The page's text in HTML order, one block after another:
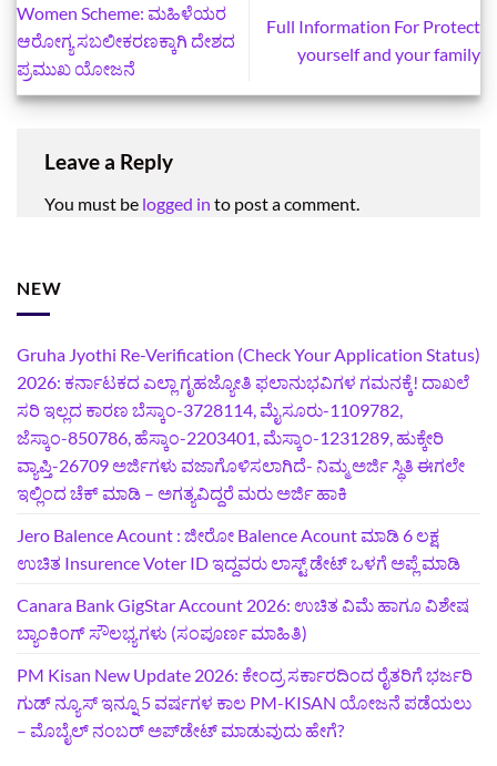
Women Scheme: ಮಹಿಳೆಯರ
ಆರೋಗ್ಯ ಸಬಲೀಕರಣಕ್ಕಾಗಿ ದೇಶದ
ಪ್ರಮುಖ ಯೋಜನೆ
Full Information For Protect
yourself and your family
Leave a Reply
You must be logged in to post a comment.
NEW
Gruha Jyothi Re-Verification (Check Your Application Status)
2026: ಕರ್ನಾಟಕದ ಎಲ್ಲಾ ಗೃಹಜ್ಯೋತಿ ಫಲಾನುಭವಿಗಳ ಗಮನಕ್ಕೆ! ದಾಖಲೆ
ಸರಿ ಇಲ್ಲದ ಕಾರಣ ಬೆಸ್ಕಾಂ-3728114, ಮೈಸೂರು-1109782,
ಜೆಸ್ಕಾಂ-850786, ಹೆಸ್ಕಾಂ-2203401, ಮೆಸ್ಕಾಂ-1231289, ಹುಕ್ಕೇರಿ
ವ್ಯಾಪ್ತಿ-26709 ಅರ್ಜಿಗಳು ವಜಾಗೊಳಿಸಲಾಗಿದೆ- ನಿಮ್ಮ ಅರ್ಜಿ ಸ್ಥಿತಿ ಈಗಲೇ
ಇಲ್ಲಿಂದ ಚೆಕ್ ಮಾಡಿ – ಅಗತ್ಯವಿದ್ದರೆ ಮರು ಅರ್ಜಿ ಹಾಕಿ
Jero Balence Acount : ಜೀರೋ Balence Acount ಮಾಡಿ 6 ಲಕ್ಷ
ಉಚಿತ Insurence Voter ID ಇದ್ದವರು ಲಾಸ್ಟ್‌ ಡೇಟ್‌ ಒಳಗೆ ಅಪ್ಲೆ ಮಾಡಿ
Canara Bank GigStar Account 2026: ಉಚಿತ ವಿಮೆ ಹಾಗೂ ವಿಶೇಷ
ಬ್ಯಾಂಕಿಂಗ್ ಸೌಲಭ್ಯಗಳು (ಸಂಪೂರ್ಣ ಮಾಹಿತಿ)
PM Kisan New Update 2026: ಕೇಂದ್ರ ಸರ್ಕಾರದಿಂದ ರೈತರಿಗೆ ಭರ್ಜರಿ
ಗುಡ್‌ ನ್ಯೂಸ್ ಇನ್ನೂ 5 ವರ್ಷಗಳ ಕಾಲ PM-KISAN ಯೋಜನೆ ಪಡೆಯಲು
– ಮೊಬೈಲ್ ನಂಬರ್ ಅಪ್‌ಡೇಟ್ ಮಾಡುವುದು ಹೇಗೆ?